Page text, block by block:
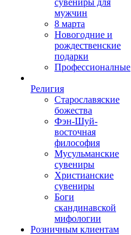
сувениры для
мужчин
8 марта
Новогодние и
рождественские
подарки
Профессионалные
Религия
Старославяские
божества
Фэн-Шуй-
восточная
философия
Мусульманские
сувениры
Христианские
сувениры
Боги
скандинавской
мифологии
Розничным клиентам